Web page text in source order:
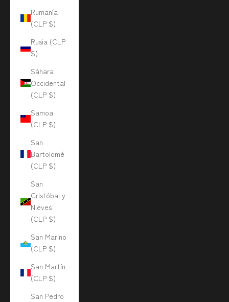
Rumanía
(CLP $)
Rusia (CLP
$)
Sáhara
Occidental
(CLP $)
Samoa
(CLP $)
San
Bartolomé
(CLP $)
San
Cristóbal y
Nieves
(CLP $)
San Marino
(CLP $)
San Martín
(CLP $)
San Pedro